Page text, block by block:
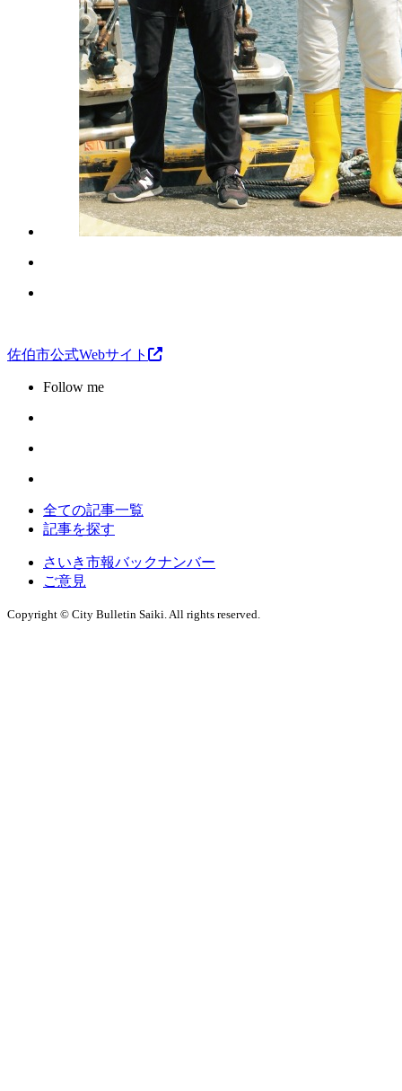
佐伯市公式Webサイト
Follow me
全ての記事一覧
記事を探す
さいき市報バックナンバー
ご意見
Copyright © City Bulletin Saiki. All rights reserved.